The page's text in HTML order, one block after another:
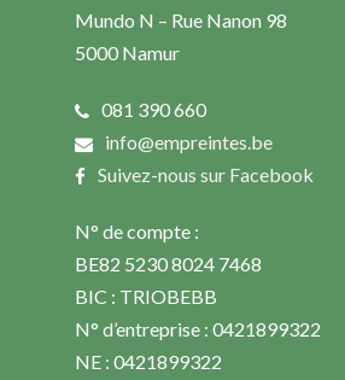
Mundo N – Rue Nanon 98
5000 Namur
081 390 660
info@empreintes.be
Suivez-nous sur Facebook
N° de compte :
BE82 5230 8024 7468
BIC : TRIOBEBB
N° d’entreprise : 0421899322
NE : 0421899322